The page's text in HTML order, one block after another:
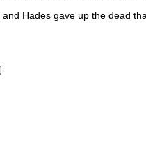
Hades gave up the dead